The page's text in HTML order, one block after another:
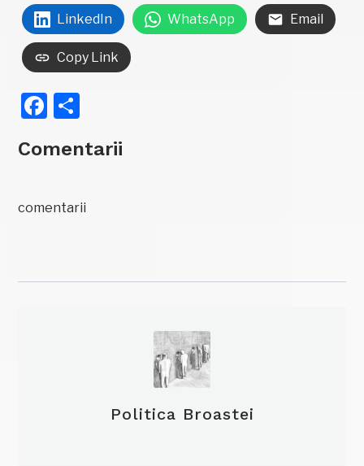
LinkedIn WhatsApp Email
Copy Link
Facebook
Comentarii
comentarii
Politica Broastei